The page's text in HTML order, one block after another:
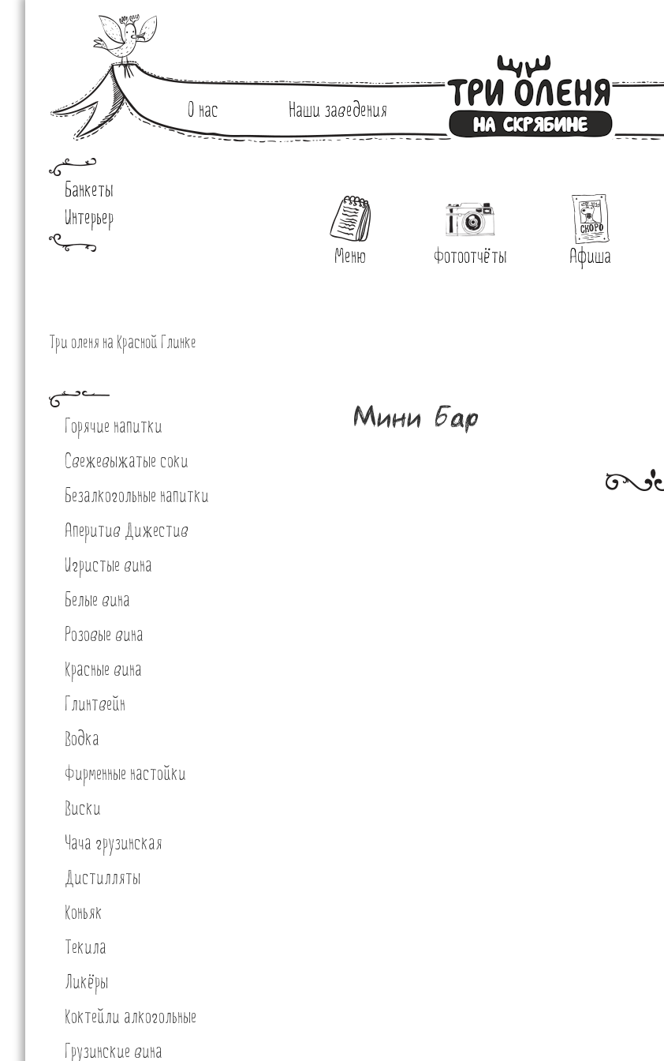
О нас Наши заведения
Банкеты
Интерьер
Меню
Фотоотчёты Афиша
Три оленя на Красной Глинке
Горячие напитки
Свежевыжатые соки
Безалкогольные напитки
Аперитив Дижестив
Игристые вина
Белые вина
Розовые вина
Красные вина
Глинтвейн
Водка
Фирменные настойки
Виски
Чача грузинская
Дистилляты
Коньяк
Текила
Ликёры
Коктейли алкогольные
Грузинские вина
Мини Бар